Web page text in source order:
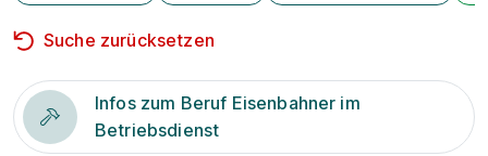
Suche zurücksetzen
Infos zum Beruf Eisenbahner im
Betriebsdienst